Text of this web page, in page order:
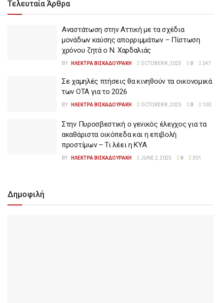
Τελευταία Άρθρα
Αναστάτωση στην Αττική με τα σχέδια
μονάδων καύσης απορριμμάτων – Πίστωση
χρόνου ζητά ο Ν. Χαρδαλιάς
BY ΗΛΕΚΤΡΑ ΒΙΣΚΑΔΟΥΡΑΚΗ OCTOBER 8, 2025 0 247
Σε χαμηλές πτήσεις θα κινηθούν τα οικονομικά
των ΟΤΑ για το 2026
BY ΗΛΕΚΤΡΑ ΒΙΣΚΑΔΟΥΡΑΚΗ OCTOBER 8, 2025 0 100
Στην Πυροσβεστική ο γενικός έλεγχος για τα
ακαθάριστα οικόπεδα και η επιβολή
προστίμων – Τι λέει η ΚΥΑ
BY ΗΛΕΚΤΡΑ ΒΙΣΚΑΔΟΥΡΑΚΗ JUNE 2, 2025 0 301
Δημοφιλή